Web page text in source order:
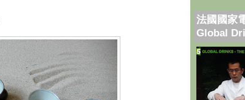
法國國家
Global